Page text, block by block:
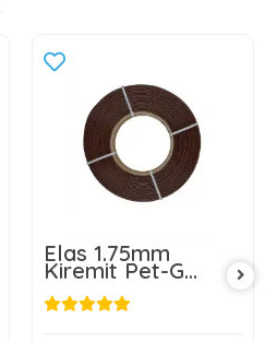
Elas 1.75mm
Kiremit Pet-G
Makarasız
Filament 1KG